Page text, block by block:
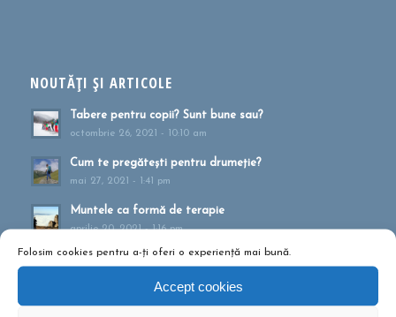
Folosim cookies pentru a-ți oferi o experiență mai bună.
Accept cookies
NOUTĂȚI ȘI ARTICOLE
Tabere pentru copii? Sunt bune sau?
octombrie 26, 2021 - 10:10 am
Cum te pregătești pentru drumeție?
mai 27, 2021 - 1:41 pm
Muntele ca formă de terapie
aprilie 20, 2021 - 1:16 pm
Drumeții montane pentru familii!
Ce să conțină rucsacul într-o drumeție de o zi?